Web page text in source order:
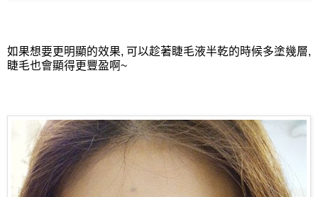
如果想要更明顯的效果, 可以趁著睫毛液半乾的時候多塗幾層,
睫毛也會顯得更豐盈啊~